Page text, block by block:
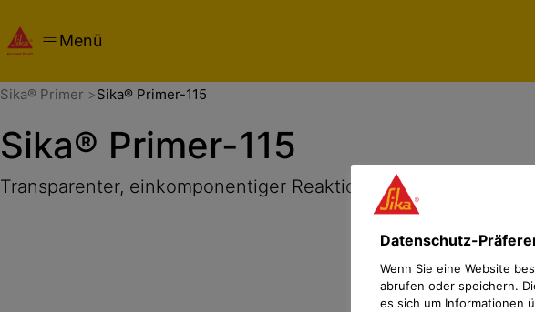
Menü
Sika® Primer Sika® Primer-115
Sika® Primer-115
Transparenter, einkomponentiger Reaktionsprimer
Datenschutz-
Wenn Sie eine Website
abrufen oder speichern.
es sich um Informationen